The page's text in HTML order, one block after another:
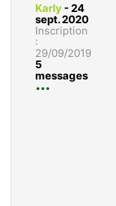
Karly - 24
sept. 2020
Inscription
:
29/09/2019
5
messages